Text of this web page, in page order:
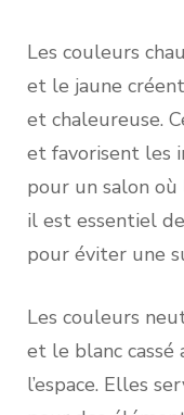
Les couleurs
et le jaune
et chaleureuse.
et favorisent les
pour un salon où
il est essentiel
pour éviter une
Les couleurs
et le blanc
l’espace. Elles